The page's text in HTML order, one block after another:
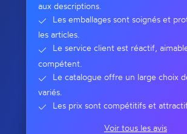
aux descriptions.
Les emballages sont soignés et
les articles.
Le service client est réactif,
compétent.
Le catalogue offre un large choix
variés.
Les prix sont compétitifs et
Voir tous les avis